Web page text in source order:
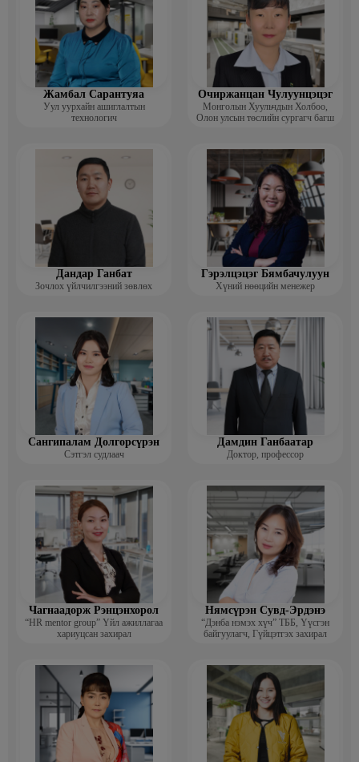
Жамбал Сарантуяа
Уул уурхайн ашиглалтын
технологич
Очиржанцан Чулуунцэцэг
Монголын Хуульчдын Холбоо,
Олон улсын төслийн сургагч багш
Дандар Ганбат
Зочлох үйлчилгээний зөвлөх
Гэрэлцэцэг Бямбачулуун
Хүний нөөцийн менежер
Сангипалам Долгорсүрэн
Сэтгэл судлаач
Дамдин Ганбаатар
Доктор, профессор
Чагнаадорж Рэнцэнхорол
“HR mentor group” Үйл ажиллагаа
хариуцсан захирал
Нямсүрэн Сувд-Эрдэнэ
“Дэнба нэмэх хүч” ТББ, Үүсгэн
байгуулагч, Гүйцэтгэх захирал